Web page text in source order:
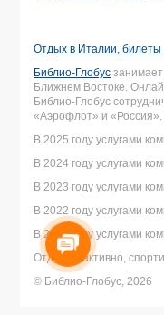
Отдых в Италии, билеты
Библио-Глобус
Ближнем Востоке.
Библио-Глобус
«Аэрофлот» и «Россия».
В 2025 году услугами
В 2024 году услугами
В 2023 году услугами
В 2022 году услугами
В 2021 году услугами
Отдыхай активно,
© Библио-Глобус, 2026